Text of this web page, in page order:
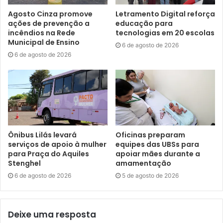
O acesso às
doses de
Thais Mykaela
Ferreira, mãe
do Téo, de 1 ano e três meses, aproveitou a oportunidade
para imunizar o pequeno, mesmo com a vacinação em dia.
“É muito importante vacinar, doenças antigas estão
retornando e quanto mais a criança estiver imune, melhor.
Essa ação é excelente pois no momento em que os pais
Agosto Cinza promove
ações de prevenção a
incêndios na Rede
Municipal de Ensino
6 de agosto de 2026
Letramento Digital reforça
educação para
tecnologias em 20 escolas
6 de agosto de 2026
Ônibus Lilás levará
serviços de apoio à mulher
para Praça do Aquiles
Stenghel
6 de agosto de 2026
Oficinas preparam
equipes das UBSs para
apoiar mães durante a
amamentação
5 de agosto de 2026
Deixe uma resposta